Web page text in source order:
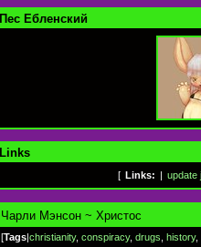
Пес Ебленский
Links
[ Links: update
Чарли Мэнсон ~ Христос
[Tags|christianity, conspiracy, drugs history,